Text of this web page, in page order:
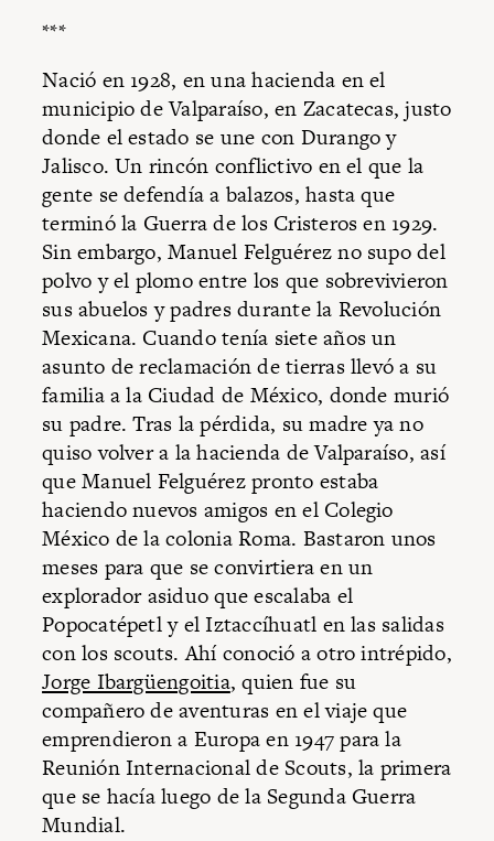
***
Nació en 1928, en una hacienda en el
municipio de Valparaíso, en Zacatecas, justo
donde el estado se une con Durango y
Jalisco. Un rincón conflictivo en el que la
gente se defendía a balazos, hasta que
terminó la Guerra de los Cristeros en 1929.
Sin embargo, Manuel Felguérez no supo del
polvo y el plomo entre los que sobrevivieron
sus abuelos y padres durante la Revolución
Mexicana. Cuando tenía siete años un
asunto de reclamación de tierras llevó a su
familia a la Ciudad de México, donde murió
su padre. Tras la pérdida, su madre ya no
quiso volver a la hacienda de Valparaíso, así
que Manuel Felguérez pronto estaba
haciendo nuevos amigos en el Colegio
México de la colonia Roma. Bastaron unos
meses para que se convirtiera en un
explorador asiduo que escalaba el
Popocatépetl y el Iztaccíhuatl en las salidas
con los scouts. Ahí conoció a otro intrépido,
Jorge Ibargüengoitia, quien fue su
compañero de aventuras en el viaje que
emprendieron a Europa en 1947 para la
Reunión Internacional de Scouts, la primera
que se hacía luego de la Segunda Guerra
Mundial.